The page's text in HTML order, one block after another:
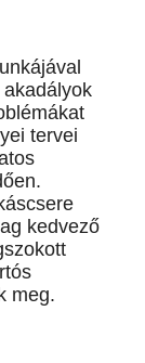
tervei
kedvező
meg.